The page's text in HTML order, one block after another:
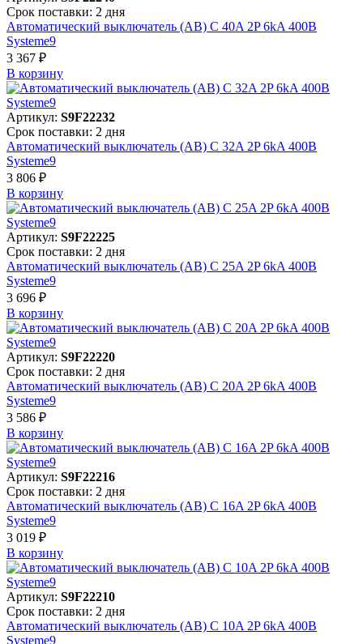
Срок поставки: 2 дня
Автоматический выключатель (АВ) C 40A 2P 6kA 400В
Systeme9
3 367 ₽
В корзинy
Артикул: S9F22232
Срок поставки: 2 дня
Автоматический выключатель (АВ) C 32A 2P 6kA 400В
Systeme9
3 806 ₽
В корзинy
Артикул: S9F22225
Срок поставки: 2 дня
Автоматический выключатель (АВ) C 25A 2P 6kA 400В
Systeme9
3 696 ₽
В корзинy
Артикул: S9F22220
Срок поставки: 2 дня
Автоматический выключатель (АВ) C 20A 2P 6kA 400В
Systeme9
3 586 ₽
В корзинy
Артикул: S9F22216
Срок поставки: 2 дня
Автоматический выключатель (АВ) C 16A 2P 6kA 400В
Systeme9
3 019 ₽
В корзинy
Артикул: S9F22210
Срок поставки: 2 дня
Автоматический выключатель (АВ) C 10A 2P 6kA 400В
Systeme9